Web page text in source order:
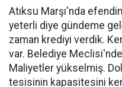
Atıksu Marşı'nda
yeterli diye gündeme
zaman krediyi verdik.
var. Belediye
Maliyetler yükselmiş.
tesisinin kapasitesini